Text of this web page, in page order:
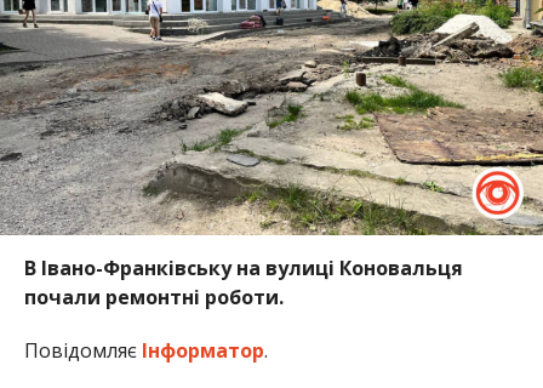
В Івано-Франківську на вулиці Коновальця
почали ремонтні роботи.
Повідомляє Інформатор.